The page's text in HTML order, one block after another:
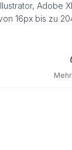
Adobe
16px bis zu